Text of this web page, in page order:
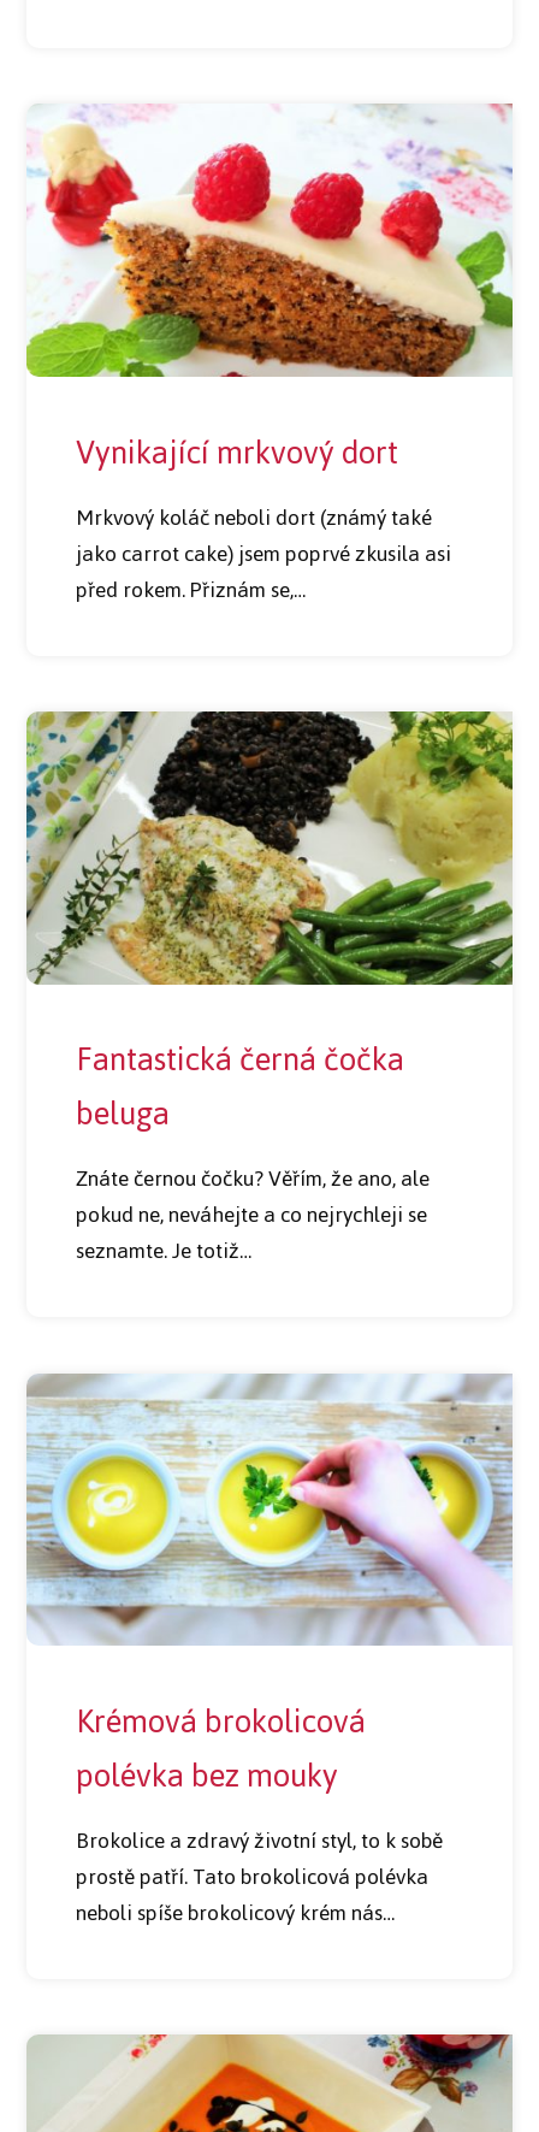
Vynikající mrkvový dort
Mrkvový koláč neboli dort (známý také
jako carrot cake) jsem poprvé zkusila asi
před rokem. Přiznám se,…
Fantastická černá čočka
beluga
Znáte černou čočku? Věřím, že ano, ale
pokud ne, neváhejte a co nejrychleji se
seznamte. Je totiž…
Krémová brokolicová
polévka bez mouky
Brokolice a zdravý životní styl, to k sobě
prostě patří. Tato brokolicová polévka
neboli spíše brokolicový krém nás…